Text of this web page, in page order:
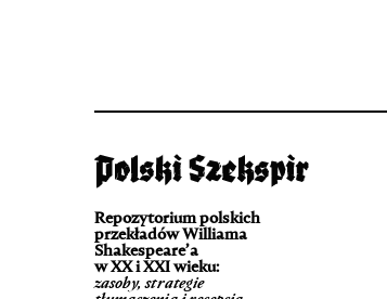
Repozytorium polskich
przekładów Williama
Shakespeare’a
w XX i XXI wieku:
zasoby, strategie